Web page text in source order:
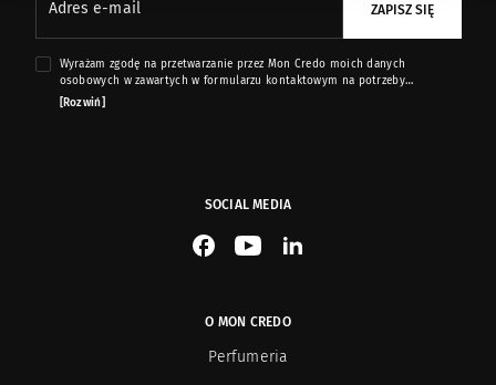
Adres e-mail ZAPISZ SIĘ
Wyrażam zgodę na przetwarzanie przez Mon Credo moich danych
osobowych w zawartych w formularzu kontaktowym na potrzeby
przesyłania mi informacji marketingowych dotyczących produktów i usług
[Rozwiń]
SOCIAL MEDIA
See our Facebook
See our YouTube channel
See our LinkedIn
O MON CREDO
Perfumeria